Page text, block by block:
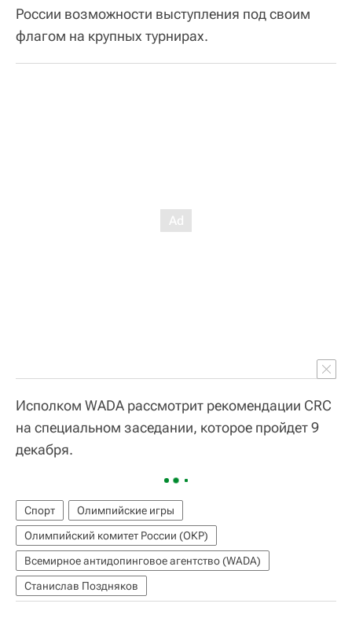
России возможности выступления под своим
флагом на крупных турнирах.
Исполком WADA рассмотрит рекомендации CRC
на специальном заседании, которое пройдет 9
декабря.
Спорт
Олимпийские игры
Олимпийский комитет России (ОКР)
Всемирное антидопинговое агентство (WADA)
Станислав Поздняков